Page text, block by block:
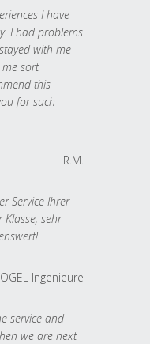
I have
I had problems
with me
sort
this
for such
R.M.
Service Ihrer
sehr
Ingenieure
service and
we are next